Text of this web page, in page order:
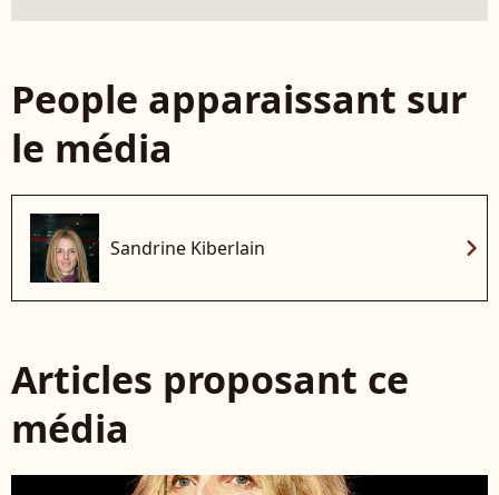
People apparaissant sur
le média
Sandrine Kiberlain chevron_right
Articles proposant ce
média